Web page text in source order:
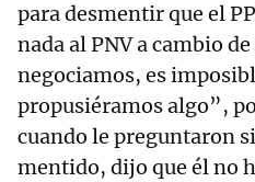
para desmentir que el
nada al PNV a cambio
negociamos, es
propusiéramos algo”,
cuando le preguntaron
mentido, dijo que él no